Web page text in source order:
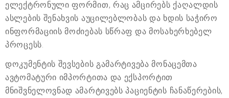
ელექტრონული ფორმით, რაც ამცირებს ქაღალდის
ასლების შენახვის აუცილებლობას და ხდის საჭირო
ინფორმაციის მოძიებას სწრაფ და მოსახერხებელ
პროცესს.
დოკუმენტის შევსების გამარტივება მონაცემთა
ავტომატური იმპორტითა და ექსპორტით
მნიშვნელოვნად ამარტივებს პაციენტის ჩანაწერების,